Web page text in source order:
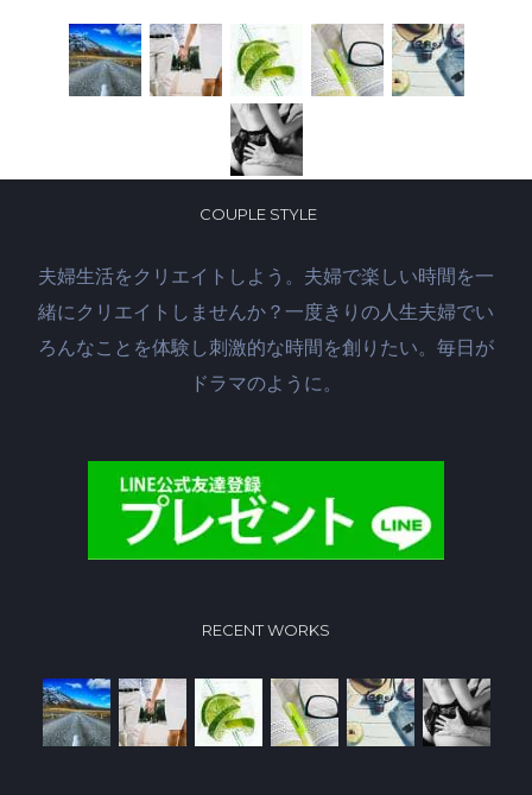
COUPLE STYLE
夫婦生活をクリエイトしよう。夫婦で楽しい時間を一
緒にクリエイトしませんか？一度きりの人生夫婦でい
ろんなことを体験し刺激的な時間を創りたい。毎日が
ドラマのように。
RECENT WORKS